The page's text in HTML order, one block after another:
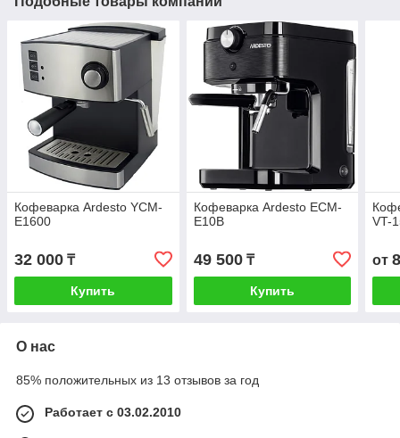
Кофеварка Ardesto YCM-
E1600
32 000 ₸
Купить
Кофеварка Ardesto ECM-
E10B
49 500₸
Купить
VT-
от
О нас
85% положительных из 13 отзывов за год
Работает с 03.02.2010